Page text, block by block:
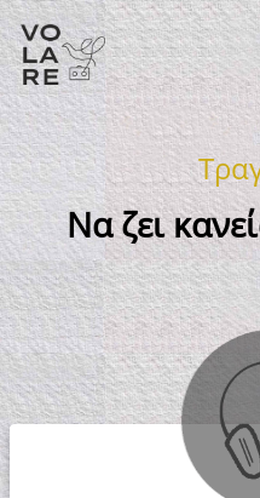
Κύρια
πλοήγηση
Να ζει